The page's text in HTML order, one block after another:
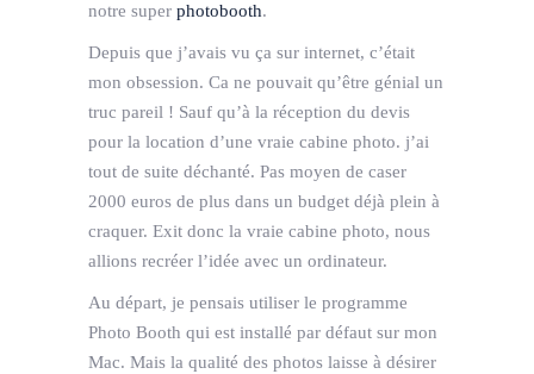
notre super photobooth.
Depuis que j’avais vu ça sur internet, c’était
mon obsession. Ca ne pouvait qu’être génial un
truc pareil ! Sauf qu’à la réception du devis
pour la location d’une vraie cabine photo. j’ai
tout de suite déchanté. Pas moyen de caser
2000 euros de plus dans un budget déjà plein à
craquer. Exit donc la vraie cabine photo, nous
allions recréer l’idée avec un ordinateur.
Au départ, je pensais utiliser le programme
Photo Booth qui est installé par défaut sur mon
Mac. Mais la qualité des photos laisse à désirer